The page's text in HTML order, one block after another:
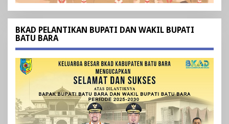
BKAD PELANTIKAN BUPATI DAN WAKIL BUPATI
BATU BARA